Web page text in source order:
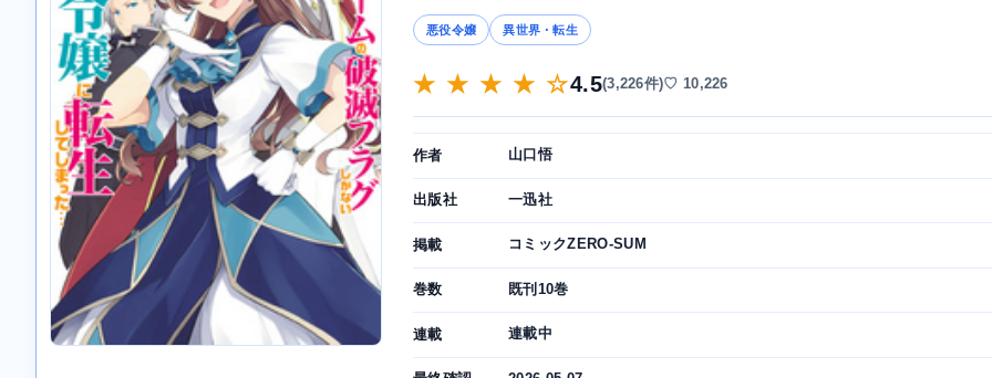
悪役令嬢 異世界・転生
★ ★ ★ ★ ☆4.5(3,226件)♡ 10,226
作者 山口悟
出版社 一迅社
掲載 コミックZERO-SUM
巻数 既刊10巻
連載 連載中